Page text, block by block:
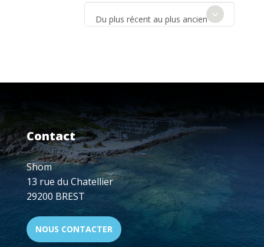
Du plus récent au plus ancien
Contact
Shom
13 rue du Chatellier
29200 BREST
NOUS CONTACTER